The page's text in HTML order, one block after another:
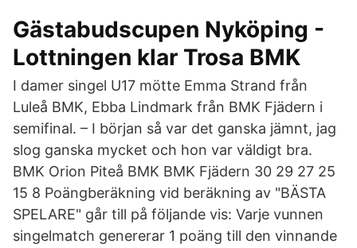
Gästabudscupen Nyköping -
Lottningen klar Trosa BMK
I damer singel U17 mötte Emma Strand från
Luleå BMK, Ebba Lindmark från BMK Fjädern i
semifinal. – I början så var det ganska jämnt, jag
slog ganska mycket och hon var väldigt bra.
BMK Orion Piteå BMK BMK Fjädern 30 29 27 25
15 8 Poängberäkning vid beräkning av "BÄSTA
SPELARE" går till på följande vis: Varje vunnen
singelmatch genererar 1 poäng till den vinnande